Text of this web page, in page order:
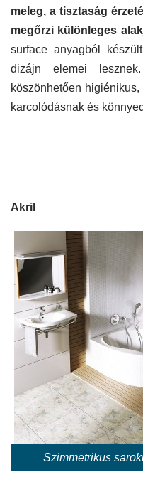
meleg, a tisztaság
megőrzi különleges
surface anyagból
dizájn elemei
köszönhetően
karcolódásnak és
Akril
Szimmetrikus